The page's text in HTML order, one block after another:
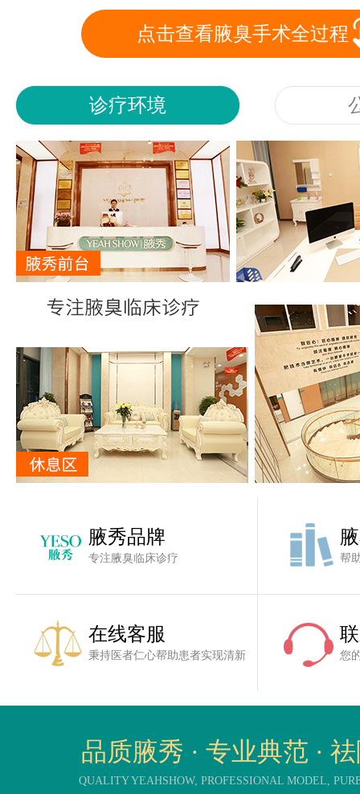
点击查看腋臭手术全过程
诊疗环境
腋秀品牌
专注腋臭临床诊疗 帮
在线客服
秉持医者仁心帮助患者实现清新 您
品质腋秀 · 专业典范 ·
QUALITY YEAHSHOW, PROFESSIONAL MODEL,